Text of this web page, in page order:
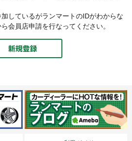
しているがランマートのIDがわからな
会員店申請を行なってください。